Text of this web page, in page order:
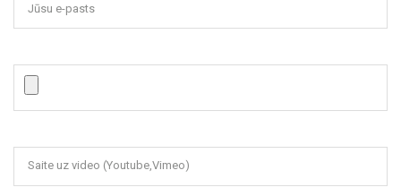
Jūsu e-pasts
Saite uz video (Youtube,Vimeo)